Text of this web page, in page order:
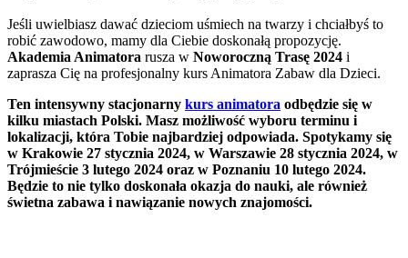
Jeśli uwielbiasz dawać dzieciom uśmiech na twarzy i chciałbyś to
robić zawodowo, mamy dla Ciebie doskonałą propozycję.
Akademia Animatora rusza w Noworoczną Trasę 2024 i
zaprasza Cię na profesjonalny kurs Animatora Zabaw dla Dzieci.
Ten intensywny stacjonarny kurs animatora odbędzie się w
kilku miastach Polski. Masz możliwość wyboru terminu i
lokalizacji, która Tobie najbardziej odpowiada. Spotykamy się
w Krakowie 27 stycznia 2024, w Warszawie 28 stycznia 2024, w
Trójmieście 3 lutego 2024 oraz w Poznaniu 10 lutego 2024.
Będzie to nie tylko doskonała okazja do nauki, ale również
świetna zabawa i nawiązanie nowych znajomości.